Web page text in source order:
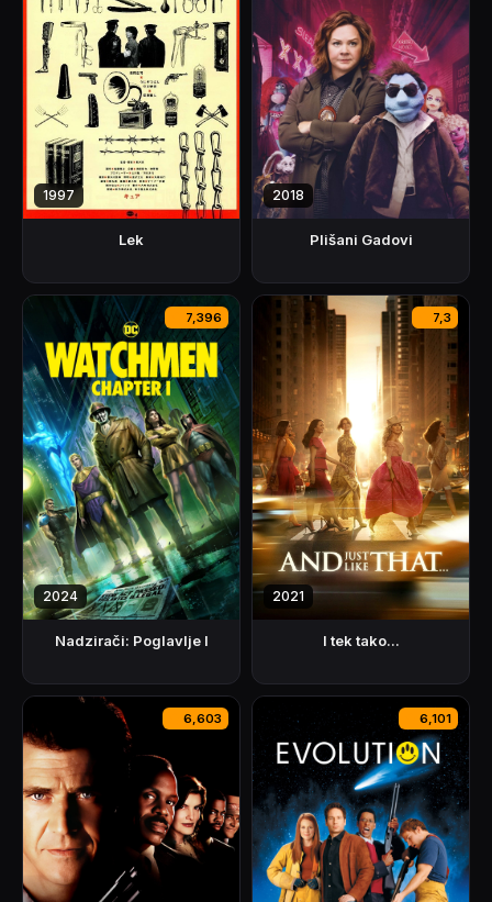
1997
Lek
2018
Plišani Gadovi
7,396
2024
Nadzirači: Poglavlje I
7,3
2021
I tek tako...
6,603 6,101